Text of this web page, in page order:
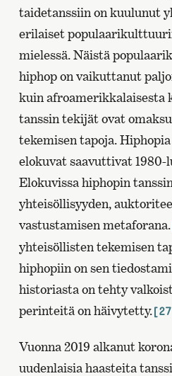
taidetanssiin on kuulunut
erilaiset
mielessä. Näistä
hiphop on vaikuttanut
kuin
tanssin tekijät ovat
tekemisen tapoja.
elokuvat saavuttivat 1980-
Elokuvissa hiphopin
yhteisöllisyyden,
vastustamisen metaforana.
yhteisöllisten tekemisen
hiphopiin on sen
historiasta on tehty
perinteitä on häivytetty.
Vuonna 2019 alkanut
uudenlaisia haasteita